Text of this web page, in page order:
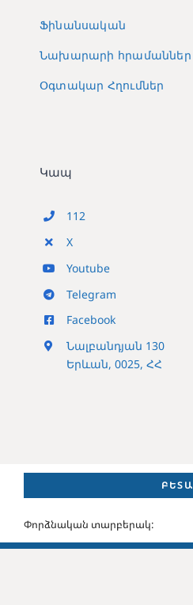
Ֆինանսական
Նախարարի հրամաններ
Օգտակար Հղումներ
Կապ
112
X
Youtube
Telegram
Facebook
Նալբանդյան 130
Երևան, 0025, ՀՀ
ԲԵՏԱ
Փորձնական տարբերակ: